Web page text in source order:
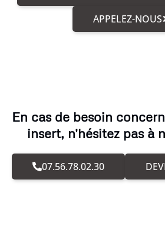
APPELEZ-NOUS
En cas de besoin
insert, n'hésitez pas à
07.56.78.02.30